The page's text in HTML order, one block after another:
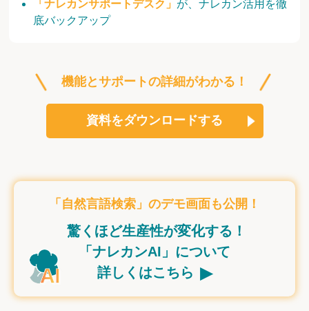
「ナレカンサポートデスク」 が、ナレカン活用を徹
底バックアップ
機能とサポートの詳細がわかる！
資料をダウンロードする
「自然言語検索」のデモ画面も公開！
驚くほど生産性が変化する！
「ナレカンAI」について
詳しくはこちら ▸